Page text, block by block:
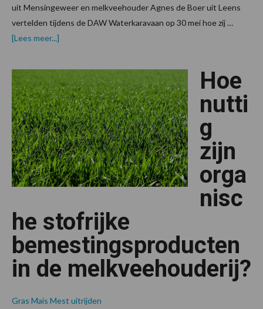
uit Mensingeweer en melkveehouder Agnes de Boer uit Leens
vertelden tijdens de DAW Waterkaravaan op 30 mei hoe zij …
[Lees meer...]
duurzaam
boeren
mogelijk
Hoe
nutti
g
zijn
orga
nisc
he stofrijke
bemestingsproducten
in de melkveehouderij?
Gras Mais Mest uitrijden